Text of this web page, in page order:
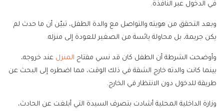
في الدخول عبر النافذة.
وبعد التحقق من هويته والتواصل مع والدة الطفل، تبيّن أن ما حدث لم
يكن جريمة، بل محاولة يائسة من الصغير للعودة إلى منزله.
وأوضحت الشرطة أن الطفل كان قد نسي مفتاح المنزل عند خروجه،
بينما كانت والدته خارج الشقة في ذلك الوقت، مما اضطره إلى البحث عن
طريقة للدخول دون الانتظار في الخارج.
وزارة الداخلية المحلية أشادت بتصرف السيدة التي أبلغت عن الحادث،